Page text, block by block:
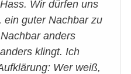
Wir dürfen uns
ein guter Nachbar zu
anders
klingt. Ich
Wer weiß,